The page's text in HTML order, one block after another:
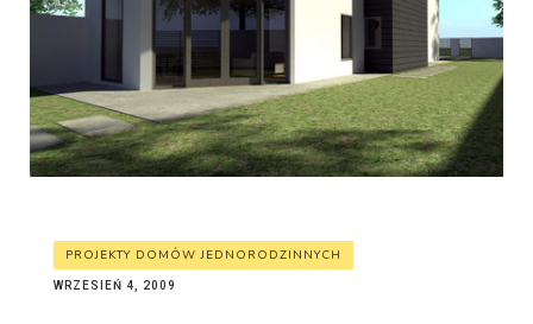
PROJEKTY DOMÓW JEDNORODZINNYCH
WRZESIEŃ 4, 2009